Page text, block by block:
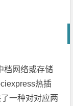
档网络或存储
热插
一种对对应两